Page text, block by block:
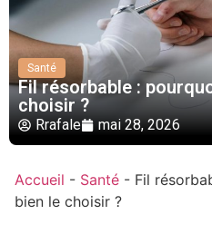
Santé
Fil résorbable :
choisir ?
Rrafale mai 28, 2026
Accueil - Santé - Fil
bien le choisir ?